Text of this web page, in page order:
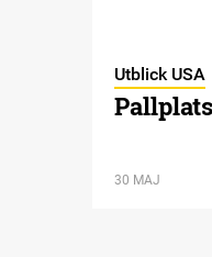
Utblick USA
30 MAJ